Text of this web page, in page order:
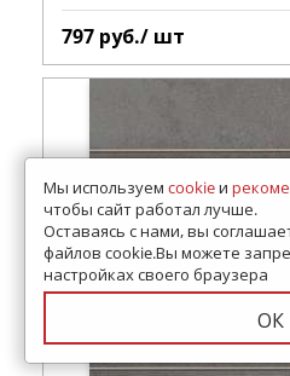
797 руб./ шт
Мы используем cookieи
чтобы сайт работал лучше.
Оставаясь с нами, вы
файлов cookie.Вы можете
настройках своего браузера
ОК